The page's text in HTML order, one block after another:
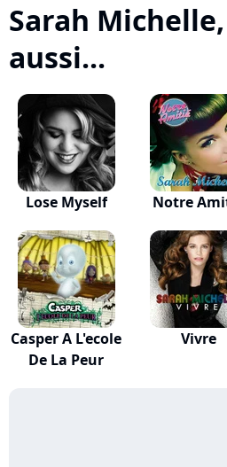
Sarah
aussi...
Lose Myself Notre
Casper A L'ecole
De La Peur
Vivre